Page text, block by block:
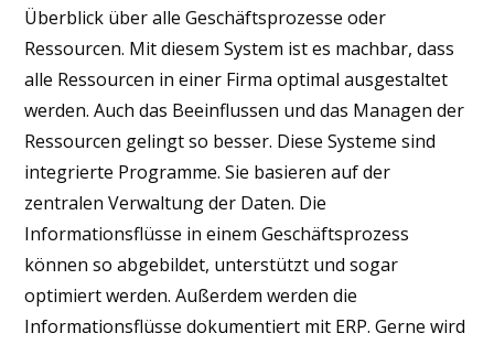
Überblick über alle Geschäftsprozesse oder
Ressourcen. Mit diesem System ist es machbar, dass
alle Ressourcen in einer Firma optimal ausgestaltet
werden. Auch das Beeinflussen und das Managen der
Ressourcen gelingt so besser. Diese Systeme sind
integrierte Programme. Sie basieren auf der
zentralen Verwaltung der Daten. Die
Informationsflüsse in einem Geschäftsprozess
können so abgebildet, unterstützt und sogar
optimiert werden. Außerdem werden die
Informationsflüsse dokumentiert mit ERP. Gerne wird